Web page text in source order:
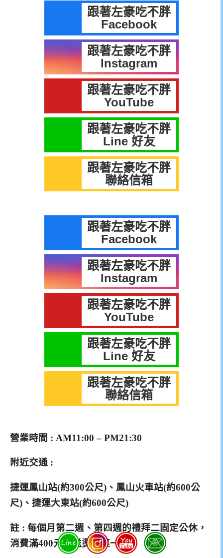
跟著左豪吃不胖
Facebook
跟著左豪吃不胖
Instagram
跟著左豪吃不胖
YouTube
跟著左豪吃不胖
Line 好友
跟著左豪吃不胖
聯絡信箱
跟著左豪吃不胖
Facebook
跟著左豪吃不胖
Instagram
跟著左豪吃不胖
YouTube
跟著左豪吃不胖
Line 好友
跟著左豪吃不胖
聯絡信箱
營業時間 : AM11:00 – PM21:30
附近交通 :
捷運鳳山站(約300公尺)、鳳山火車站(約600公
尺)、捷運大東站(約600公尺)
註 : 每個月第二週、第四週的禮拜二固定公休，
消費滿400元還送燙青菜一盤。